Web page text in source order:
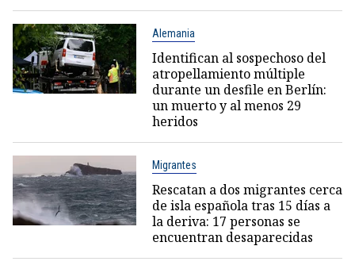
Alemania
Identifican al sospechoso del
atropellamiento múltiple
durante un desfile en Berlín:
un muerto y al menos 29
heridos
Migrantes
Rescatan a dos migrantes cerca
de isla española tras 15 días a
la deriva: 17 personas se
encuentran desaparecidas